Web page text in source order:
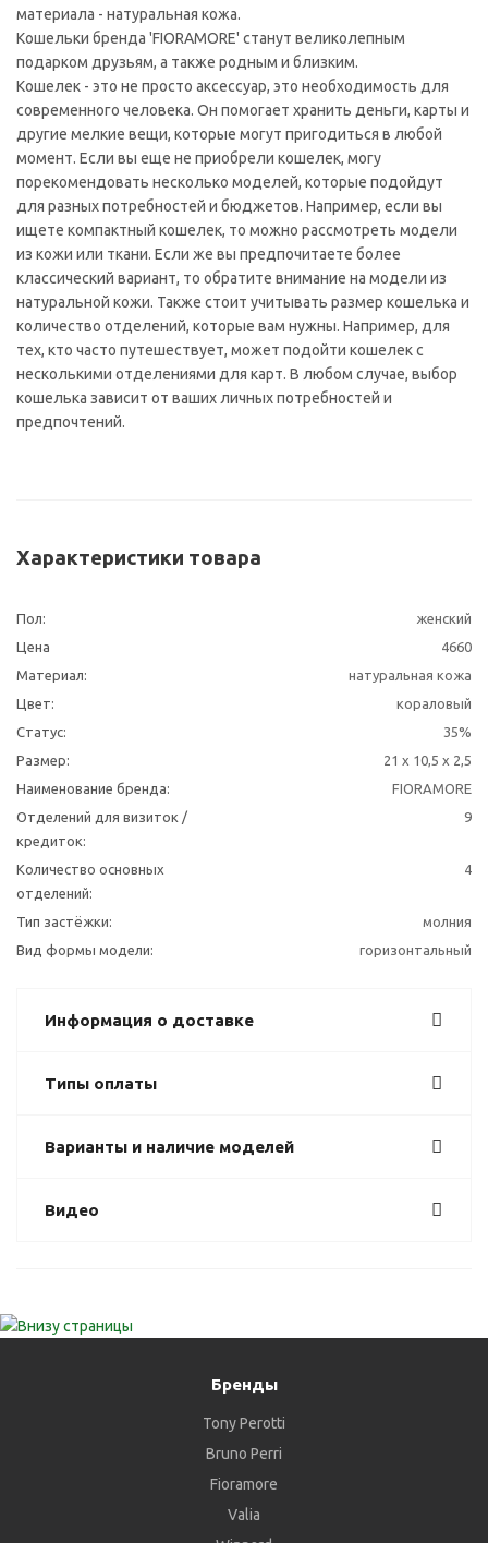
материала - натуральная кожа.
Кошельки бренда 'FIORAMORE' станут великолепным
подарком друзьям, а также родным и близким.
Кошелек - это не просто аксессуар, это необходимость для
современного человека. Он помогает хранить деньги, карты и
другие мелкие вещи, которые могут пригодиться в любой
момент. Если вы еще не приобрели кошелек, могу
порекомендовать несколько моделей, которые подойдут
для разных потребностей и бюджетов. Например, если вы
ищете компактный кошелек, то можно рассмотреть модели
из кожи или ткани. Если же вы предпочитаете более
классический вариант, то обратите внимание на модели из
натуральной кожи. Также стоит учитывать размер кошелька и
количество отделений, которые вам нужны. Например, для
тех, кто часто путешествует, может подойти кошелек с
несколькими отделениями для карт. В любом случае, выбор
кошелька зависит от ваших личных потребностей и
предпочтений.
Характеристики товара
Пол:
женский
Цена
4660
Материал:
натуральная кожа
Цвет:
кораловый
Статус:
35%
Размер:
21 х 10,5 х 2,5
Наименование бренда:
FIORAMORE
Отделений для визиток /
кредиток:
9
Количество основных
отделений:
4
Тип застёжки:
молния
Вид формы модели:
горизонтальный
Информация о доставке
Типы оплаты
Варианты и наличие моделей
Видео
Бренды
Tony Perotti
Bruno Perri
Fioramore
Valia